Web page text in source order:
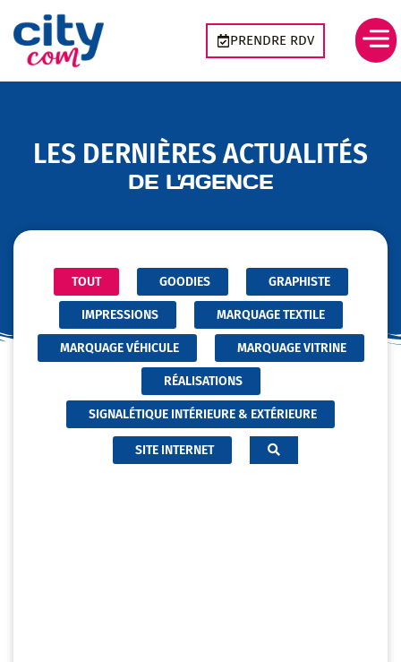
contenu
PRENDRE RDV
LES DERNIÈRES ACTUALITÉS
DE L'AGENCE
TOUT GOODIES GRAPHISTE
IMPRESSIONS MARQUAGE TEXTILE
MARQUAGE VÉHICULE MARQUAGE VITRINE
RÉALISATIONS
SIGNALÉTIQUE INTÉRIEURE & EXTÉRIEURE
SITE INTERNET
Panneau de gestion des cookies